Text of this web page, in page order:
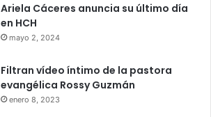
Ariela Cáceres anuncia su último día
en HCH
mayo 2, 2024
Filtran vídeo íntimo de la pastora
evangélica Rossy Guzmán
enero 8, 2023